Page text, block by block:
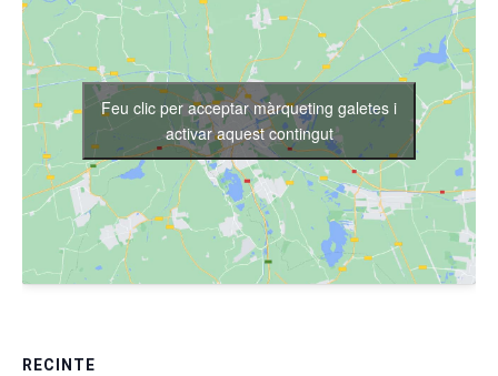
RECINTE
Feu clic per acceptar màrqueting galetes i
activar aquest contingut